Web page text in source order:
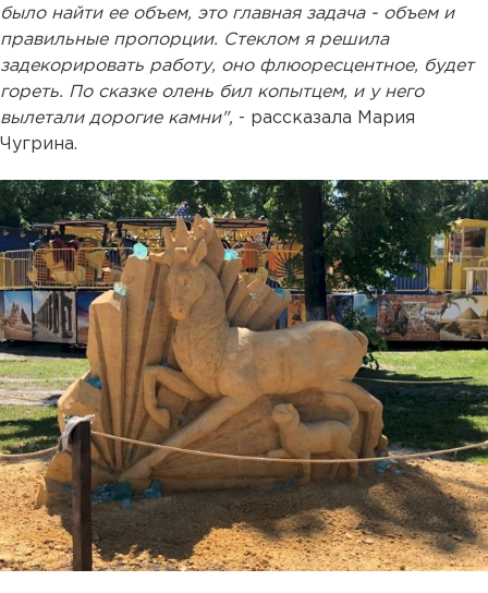
было найти ее объем, это главная задача - объем и
правильные пропорции. Стеклом я решила
задекорировать работу, оно флюоресцентное, будет
гореть. По сказке олень бил копытцем, и у него
вылетали дорогие камни", - рассказала Мария
Чугрина.